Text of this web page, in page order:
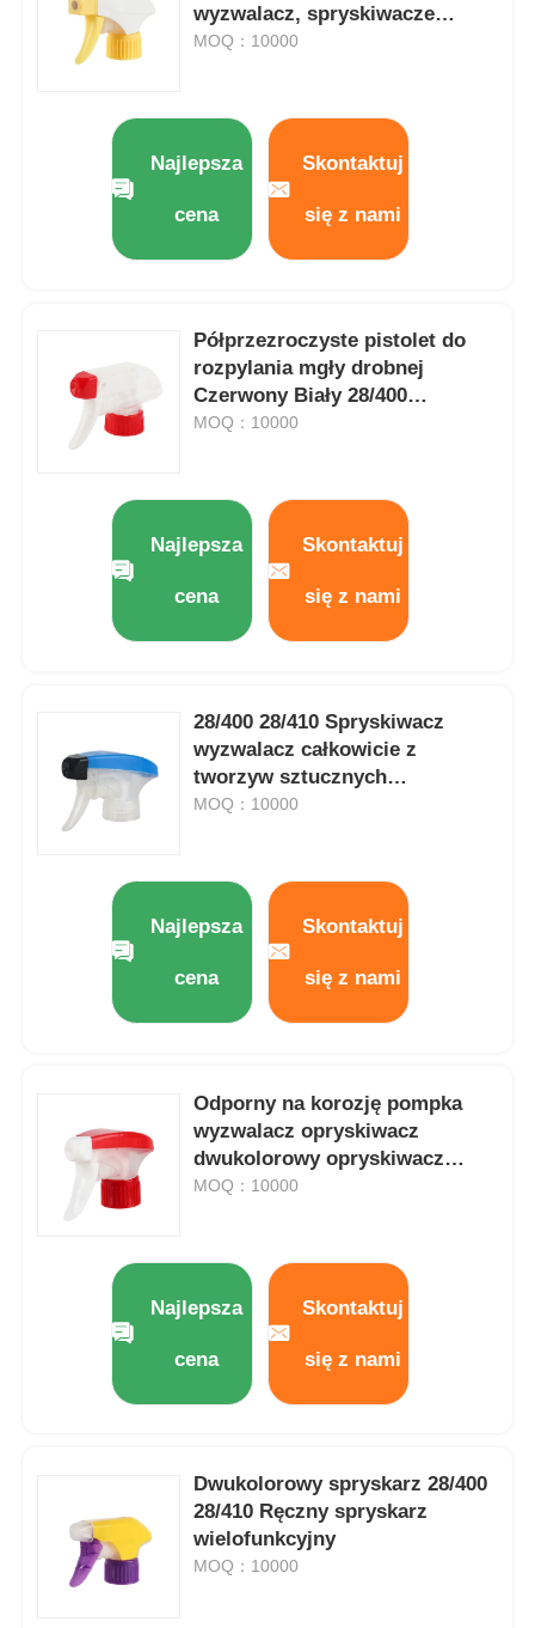
Dom
Wycieczka po fabryce
Skontaktuj się z nami
Butelka z sprayem kosmetycznym
butelka z kremem kosmetycznym
Butelka kosmetyczna na rolkach
Plastikowa czapka
Wyroby kosmetyczne
Pompy z prawej i lewej strony
wyzwalacz, spryskiwacze
wyzwalacze z pianki PP 28/410
MOQ：10000
Najlepsza
cena
Skontaktuj
się z nami
Półprzezroczyste pistolet do
rozpylania mgły drobnej
Czerwony Biały 28/400
Sprayera mgły drobnej
MOQ：10000
Najlepsza
cena
Skontaktuj
się z nami
28/400 28/410 Spryskiwacz
wyzwalacz całkowicie z
tworzyw sztucznych
Spryskiwacz wyzwalacz z
MOQ：10000
Najlepsza
cena
Skontaktuj
się z nami
Odporny na korozję pompka
wyzwalacz opryskiwacz
dwukolorowy opryskiwacz
piankowy z przełącznikiem
MOQ：10000
Najlepsza
cena
Skontaktuj
się z nami
Dwukolorowy spryskarz 28/400
28/410 Ręczny spryskarz
wielofunkcyjny
MOQ：10000